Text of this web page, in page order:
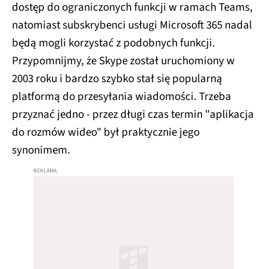
dostęp do ograniczonych funkcji w ramach Teams,
natomiast subskrybenci usługi Microsoft 365 nadal
będą mogli korzystać z podobnych funkcji.
Przypomnijmy, że Skype został uruchomiony w
2003 roku i bardzo szybko stał się popularną
platformą do przesyłania wiadomości. Trzeba
przyznać jedno - przez długi czas termin "aplikacja
do rozmów wideo" był praktycznie jego
synonimem.